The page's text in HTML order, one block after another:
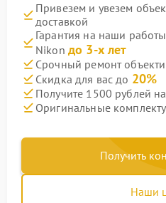
Привезем и увезем
доставкой
Гарантия на наши
Nikon до 3-х лет
Срочный ремонт
Скидка для вас до 20%
Получите 1500 рублей
Оригинальные
Получить
Наши